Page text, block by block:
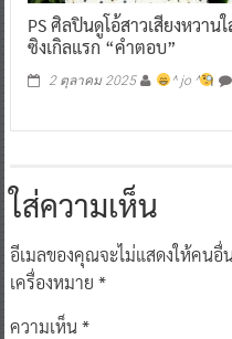
PS ศิลปินดูโอ้สาวเสียงหวาน
ซิงเกิลแรก “คำตอบ”
2 ตุลาคม 2025 ^ jo ^
ใส่ความเห็น
อีเมลของคุณจะไม่แสดงให้คนอื่
เครื่องหมาย *
ความเห็น*